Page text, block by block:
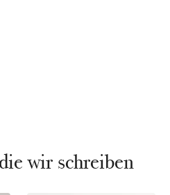
wir schreiben